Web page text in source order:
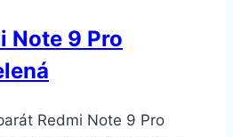
Note 9 Pro
Redmi Note 9 Pro